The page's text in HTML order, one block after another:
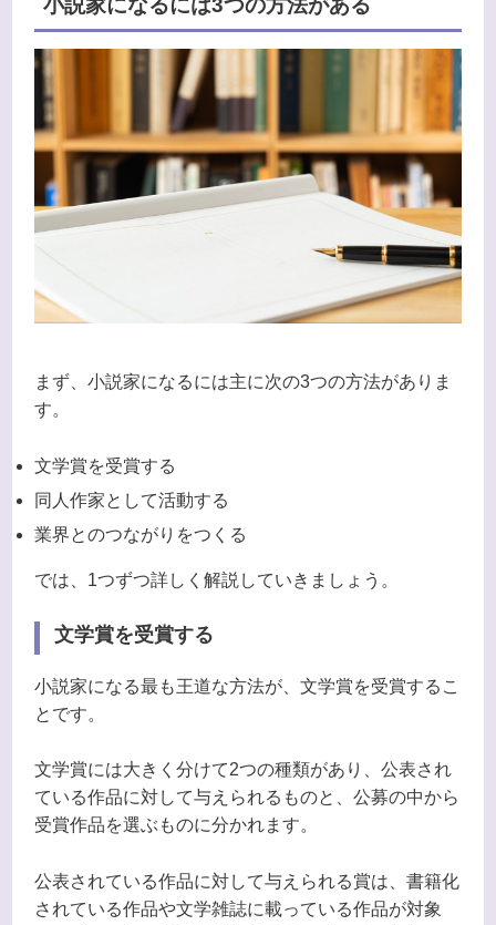
小説家になるには3つの方法がある
まず、小説家になるには主に次の3つの方法がありま
す。
文学賞を受賞する
同人作家として活動する
業界とのつながりをつくる
では、1つずつ詳しく解説していきましょう。
文学賞を受賞する
小説家になる最も王道な方法が、文学賞を受賞するこ
とです。
文学賞には大きく分けて2つの種類があり、公表され
ている作品に対して与えられるものと、公募の中から
受賞作品を選ぶものに分かれます。
公表されている作品に対して与えられる賞は、書籍化
されている作品や文学雑誌に載っている作品が対象